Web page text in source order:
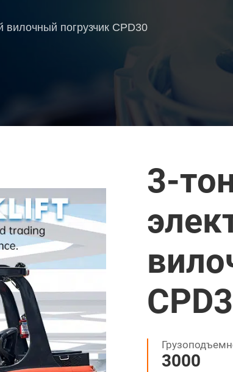
вилочный погрузчик CPD30
3-
3000